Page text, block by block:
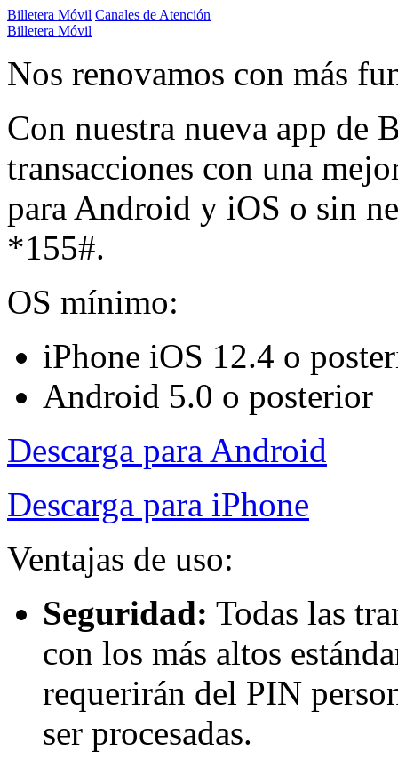
Billetera Móvil Canales de Atención
Billetera Móvil
Nos renovamos con más
Con nuestra nueva app de
transacciones con una
para Android y iOS o sin
*155#.
OS mínimo:
iPhone iOS 12.4 o
Android 5.0 o posterior
Descarga para Android
Descarga para iPhone
Ventajas de uso:
Seguridad: Todas las
con los más altos
requerirán del PIN
ser procesadas.